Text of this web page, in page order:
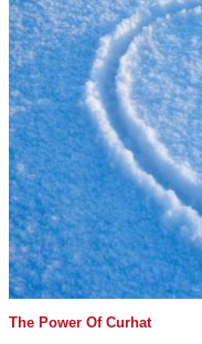
The Power Of Curhat